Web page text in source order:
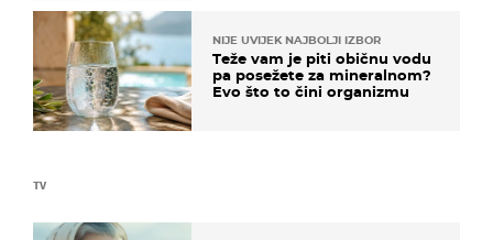
TV
NIJE UVIJEK NAJBOLJI IZBOR
Teže vam je piti običnu vodu
pa posežete za mineralnom?
Evo što to čini organizmu